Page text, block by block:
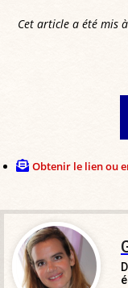
Cet article a été mis
Obtenir le lien ou